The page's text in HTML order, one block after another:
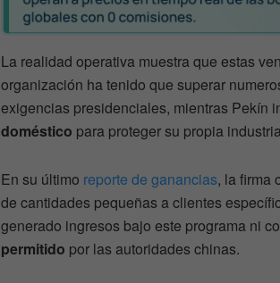
La realidad operativa muestra que estas
organización ha tenido que superar
exigencias presidenciales, mientras Pekín
doméstico para proteger su propia
En su último reporte de ganancias, la firma
de cantidades pequeñas a clientes
generado ingresos bajo este programa ni
permitido por las autoridades chinas.